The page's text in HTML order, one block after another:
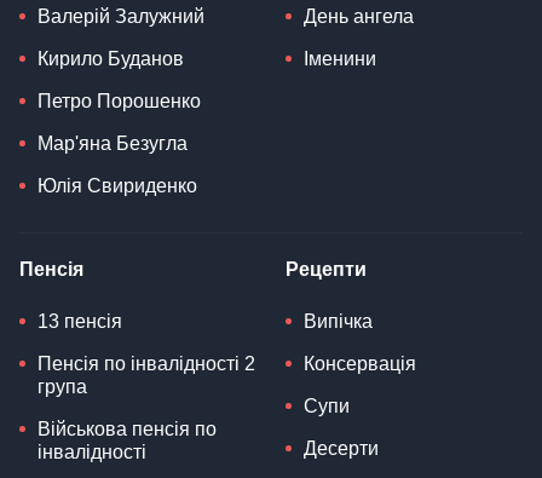
Валерій Залужний
Кирило Буданов
Петро Порошенко
Мар'яна Безугла
Юлія Свириденко
День ангела
Іменини
Пенсія
13 пенсія
Пенсія по інвалідності 2
група
Військова пенсія по
інвалідності
Рецепти
Випічка
Консервація
Супи
Десерти